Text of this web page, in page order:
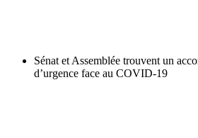
Sénat et Assemblée trouvent un
d’urgence face au COVID-19